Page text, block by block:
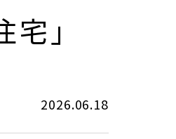
」
2026.06.18